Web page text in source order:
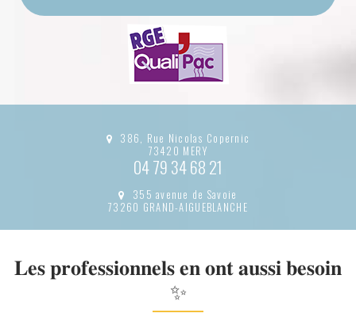
386, Rue Nicolas Copernic
73420 MERY
04 79 34 68 21
355 avenue de Savoie
73260 GRAND-AIGUEBLANCHE
𝐋𝐞𝐬 𝐩𝐫𝐨𝐟𝐞𝐬𝐬𝐢𝐨𝐧𝐧𝐞𝐥𝐬 𝐞𝐧 𝐨𝐧𝐭 𝐚𝐮𝐬𝐬𝐢 𝐛𝐞𝐬𝐨𝐢𝐧
✨